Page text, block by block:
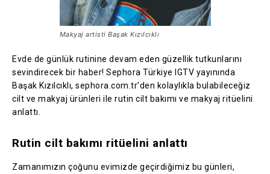
Makyaj artisti Başak Kızılcıklı
Evde de günlük rutinine devam eden güzellik tutkunlarını
sevindirecek bir haber! Sephora Türkiye IGTV yayınında
Başak Kızılcıklı, sephora.com.tr’den kolaylıkla bulabileceğiz
cilt ve makyaj ürünleri ile rutin cilt bakımı ve makyaj ritüelini
anlattı.
Rutin cilt bakımı ritüelini anlattı
Zamanımızın çoğunu evimizde geçirdiğimiz bu günleri,